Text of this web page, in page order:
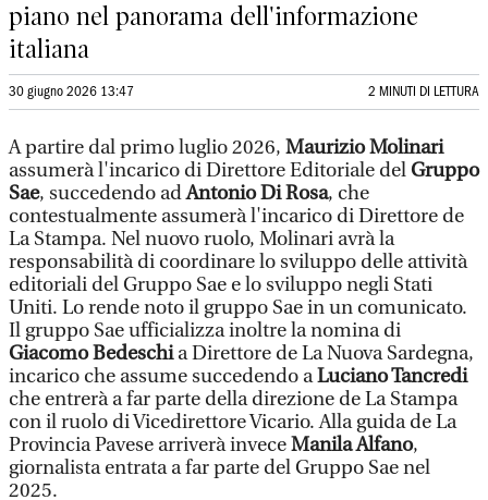
piano nel panorama dell'informazione
italiana
30 giugno 2026 13:47 2 MINUTI DI LETTURA
A partire dal primo luglio 2026, Maurizio Molinari
assumerà l'incarico di Direttore Editoriale delGruppo
Sae, succedendo adAntonio Di Rosa, che
contestualmente assumerà l'incarico di Direttore de
La Stampa. Nel nuovo ruolo, Molinari avrà la
responsabilità di coordinare lo sviluppo delle attività
editoriali del Gruppo Sae e lo sviluppo negli Stati
Uniti. Lo rende noto il gruppo Sae in un comunicato.
Il gruppo Sae ufficializza inoltre la nomina di
Giacomo Bedeschia Direttore de La Nuova Sardegna,
incarico che assume succedendo aLuciano Tancredi
che entrerà a far parte della direzione de La Stampa
con il ruolo di Vicedirettore Vicario. Alla guida de La
Provincia Pavese arriverà inveceManila Alfano,
giornalista entrata a far parte del Gruppo Sae nel
2025.